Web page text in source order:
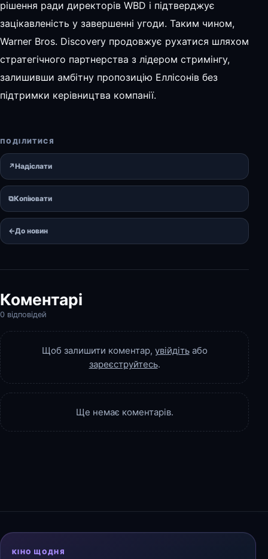
рішення ради директорів WBD і підтверджує
зацікавленість у завершенні угоди. Таким чином,
Warner Bros. Discovery продовжує рухатися шляхом
стратегічного партнерства з лідером стримінгу,
залишивши амбітну пропозицію Еллісонів без
підтримки керівництва компанії.
ПОДІЛИТИСЯ
↗Надіслати
⧉Копіювати
←До новин
Коментарі
0 відповідей
Щоб залишити коментар, увійдітьабо
зареєструйтесь.
Ще немає коментарів.
КІНО ЩОДНЯ